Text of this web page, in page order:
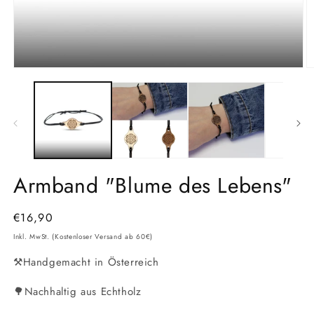
Armband "Blume des Lebens"
Normaler
Preis
€16,90
Inkl. MwSt. (Kostenloser Versand ab 60€)
⚒️Handgemacht in Österreich
🌳Nachhaltig aus Echtholz